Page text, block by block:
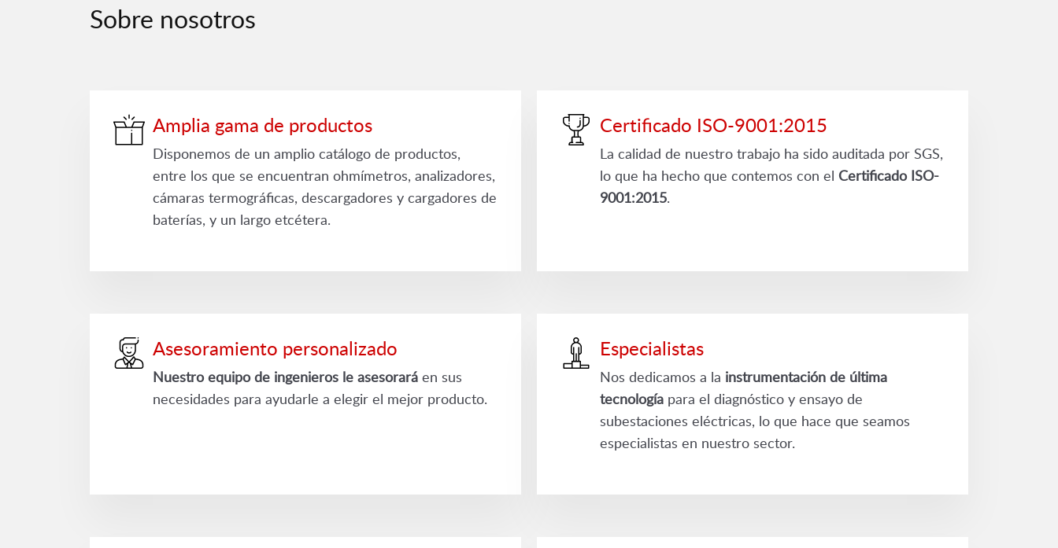
Sobre nosotros
Amplia gama de productos
Disponemos de un amplio catálogo de productos,
entre los que se encuentran ohmímetros, analizadores,
cámaras termográficas, descargadores y cargadores de
baterías, y un largo etcétera.
Certificado ISO-9001:2015
La calidad de nuestro trabajo ha sido auditada por SGS,
lo que ha hecho que contemos con el Certificado ISO-
9001:2015.
Asesoramiento personalizado
Nuestro equipo de ingenieros le asesorará en sus
necesidades para ayudarle a elegir el mejor producto.
Especialistas
Nos dedicamos a la instrumentación de última
tecnología para el diagnóstico y ensayo de
subestaciones eléctricas, lo que hace que seamos
especialistas en nuestro sector.